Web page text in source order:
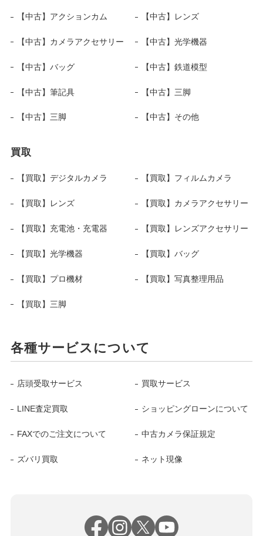
【中古】アクションカム 【中古】レンズ
【中古】カメラアクセサリー 【中古】光学機器
【中古】バッグ 【中古】鉄道模型
【中古】筆記具 【中古】三脚
【中古】三脚 【中古】その他
買取
【買取】デジタルカメラ 【買取】フィルムカメラ
【買取】レンズ 【買取】カメラアクセサリー
【買取】充電池・充電器 【買取】レンズアクセサリー
【買取】光学機器 【買取】バッグ
【買取】プロ機材 【買取】写真整理用品
【買取】三脚
各種サービスについて
店頭受取サービス 買取サービス
LINE査定買取 ショッピングローンについて
FAXでのご注文について 中古カメラ保証規定
ズバリ買取 ネット現像